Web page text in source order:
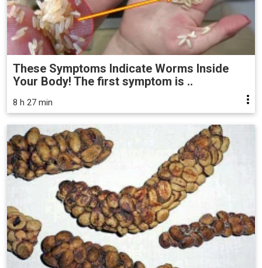
These Symptoms Indicate Worms Inside
Your Body! The first symptom is ..
8 h 27 min